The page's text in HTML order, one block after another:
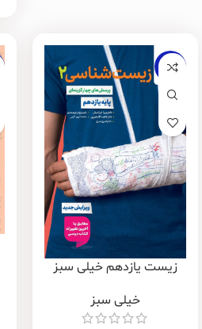
-21%
زیست یازدهم خیلی سبز
خیلی سبز